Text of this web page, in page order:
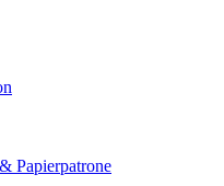
Papierpatrone